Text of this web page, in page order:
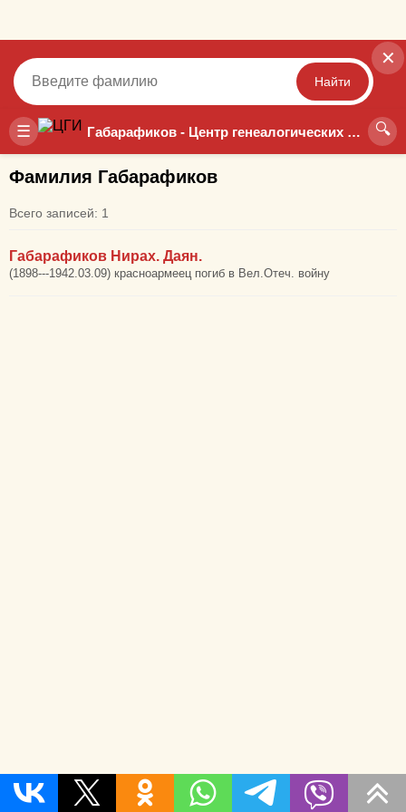
☰ Габарафиков - Центр генеалогических исследований 🔍
✕
Найти
Точный Неточный
Фамилия Габарафиков
Всего записей: 1
Габарафиков Нирах. Даян.
(1898---1942.03.09) красноармеец погиб в Вел.Отеч. войну